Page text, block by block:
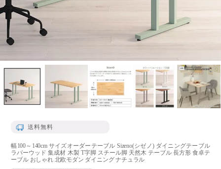
送料無料
幅100～140cm サイズオーダーテーブル Sizeno(シゼノ) ダイニングテーブル
ラバーウッド 集成材 木製 T字脚 スチール脚 天然木 テーブル 長方形 食卓テ
ーブル おしゃれ 北欧モダン ダイニング ナチュラル